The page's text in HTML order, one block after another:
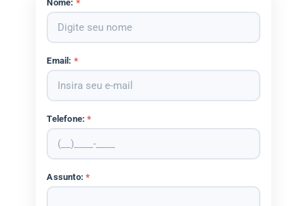
Nome: *
Email: *
Telefone:*
Assunto:*